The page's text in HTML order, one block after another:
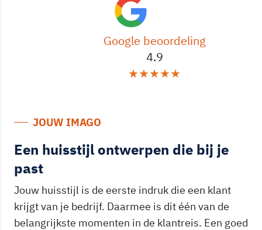
Google beoordeling
4.9
★★★★★
JOUW IMAGO
Een huisstijl ontwerpen die bij je
past
Jouw huisstijl is de eerste indruk die een klant
krijgt van je bedrijf. Daarmee is dit één van de
belangrijkste momenten in de klantreis. Een goed